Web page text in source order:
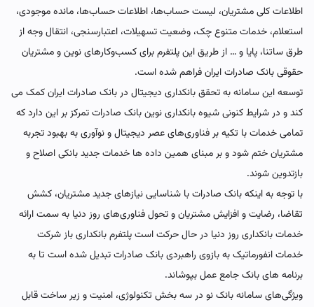
اطلاعات کلی مشتریان، لیست حساب‌ها، اطلاعات حساب‌ها، مانده موجودی،
استعلام، خدمات متنوع چک، وضعیت تسهیلات، اعتبارسنجی، انتقال وجه از
طرق ساتنا، پایا و … از طریق این پلتفرم برای کسب‌وکارهای نوین و مشتریان
حقوقی بانک صادرات ایران فراهم شده است.
توسعه این سامانه به تحقق بانکداری دیجیتال در بانک صادرات ایران کمک می
کند و در شرایط کنونی شیوه بانکداری نوین بانک صادرات تمرکز بر این دارد که
تمامی خدمات با تکیه بر فناوری‌های عصر دیجیتال و نوآوری به بهبود تجربه
مشتریان ختم شود و بر مبنای همین داده ها خدمات جدید بانکی اصلاح و
بازتدوین شوند.
با توجه به اینکه بانک صادرات با شناسایی نیازهای جدید مشتریان، کشش
تقاضا، رضایت و افزایش مشتریان و تحول فناوری‌های روز دنیا به سمت ارائه
خدمات بانکداری روز دنیا در حال حرکت است پلتفرم بانکداری باز شرکت
خدمات انفورماتیک به بازوی راهبردی بانک صادرات تبدیل شده است تا به
برنامه های بانک جامع عمل بپوشاند.
ویژگی‌های سامانه بانک نو در سه بخش تکنولوژی، امنیت و زیر ساخت قابل